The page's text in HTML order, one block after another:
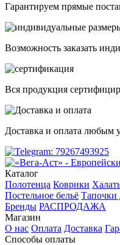
Гарантируем прямые
Возможность заказать
Вся продукция
Доставка и оплата любым
Каталог
Полотенца Коврики
Постельное бельё Тапочки
Бренды РАСПРОДАЖА
Магазин
О нас Оплата Доставка
Способы оплаты